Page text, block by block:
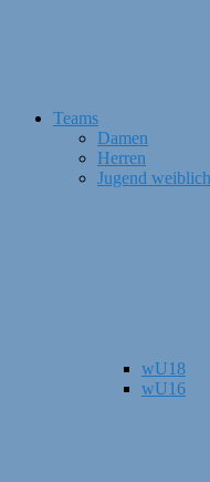
Teams
Damen
Herren
Jugend weiblich
wU18
wU16